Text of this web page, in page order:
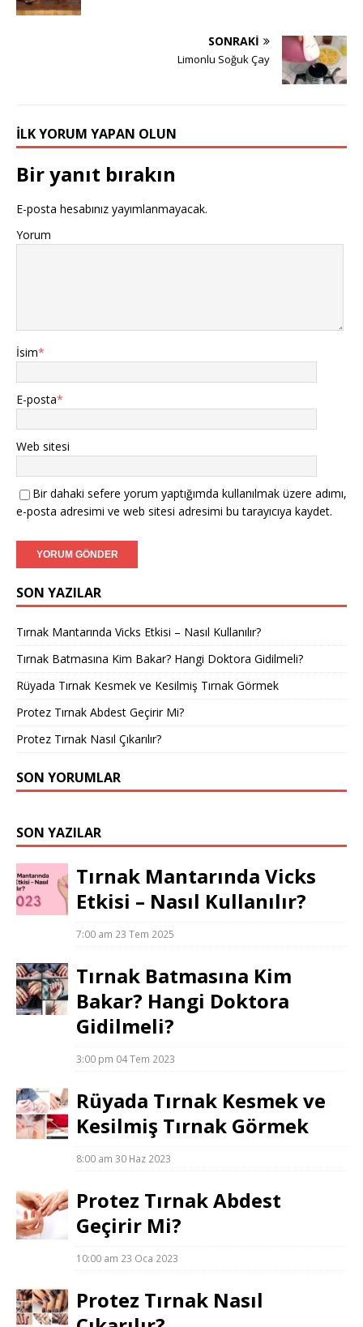
SONRAKI
Limonlu Soğuk Çay
İLK YORUM YAPAN OLUN
Bir yanıt bırakın
E-posta hesabınız yayımlanmayacak.
Yorum
İsim*
E-posta*
Web sitesi
Bir dahaki sefere yorum yaptığımda kullanılmak üzere adımı,
e-posta adresimi ve web sitesi adresimi bu tarayıcıya kaydet.
SON YAZILAR
Tırnak Mantarında Vicks Etkisi – Nasıl Kullanılır?
Tırnak Batmasına Kim Bakar? Hangi Doktora Gidilmeli?
Rüyada Tırnak Kesmek ve Kesilmiş Tırnak Görmek
Protez Tırnak Abdest Geçirir Mi?
Protez Tırnak Nasıl Çıkarılır?
SON YORUMLAR
SON YAZILAR
Tırnak Mantarında Vicks
Etkisi – Nasıl Kullanılır?
7:00 am 23 Tem 2025
Tırnak Batmasına Kim
Bakar? Hangi Doktora
Gidilmeli?
3:00 pm 04 Tem 2023
Rüyada Tırnak Kesmek ve
Kesilmiş Tırnak Görmek
8:00 am 30 Haz 2023
Protez Tırnak Abdest
Geçirir Mi?
10:00 am 23 Oca 2023
Protez Tırnak Nasıl